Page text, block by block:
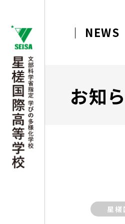
NEWS
お知
星槎